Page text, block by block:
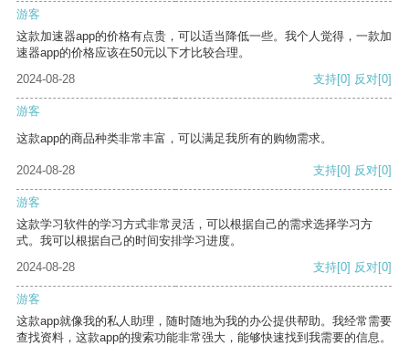
游客
这款加速器app的价格有点贵，可以适当降低一些。我个人觉得，一款加
速器app的价格应该在50元以下才比较合理。
2024-08-28
支持[0] 反对[0]
游客
这款app的商品种类非常丰富，可以满足我所有的购物需求。
2024-08-28 支持[0] 反对[0]
游客
这款学习软件的学习方式非常灵活，可以根据自己的需求选择学习方
式。我可以根据自己的时间安排学习进度。
2024-08-28
支持[0] 反对[0]
游客
这款app就像我的私人助理，随时随地为我的办公提供帮助。我经常需要
查找资料，这款app的搜索功能非常强大，能够快速找到我需要的信息。